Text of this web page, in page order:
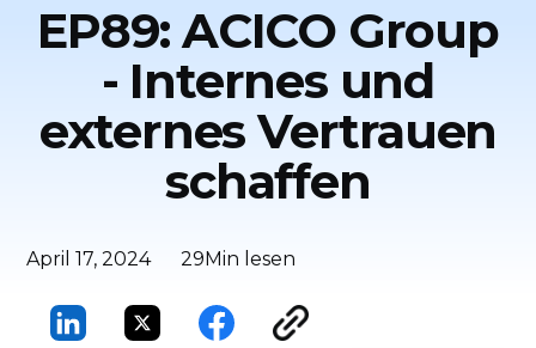
EP89: ACICO Group
- Internes und
externes Vertrauen
schaffen
April 17, 2024 29Min lesen